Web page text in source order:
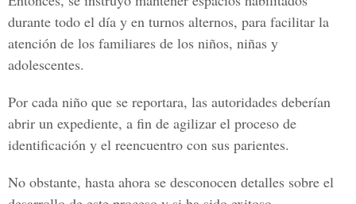
durante todo el día y en turnos alternos, para facilitar la
atención de los familiares de los niños, niñas y
adolescentes.
Por cada niño que se reportara, las autoridades deberían
abrir un expediente, a fin de agilizar el proceso de
identificación y el reencuentro con sus parientes.
No obstante, hasta ahora se desconocen detalles sobre el